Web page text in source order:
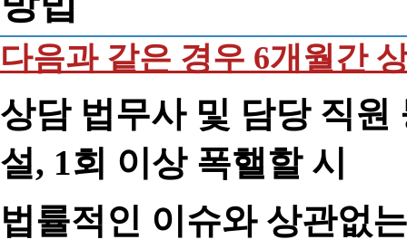
다음과 같은 경우 6개월간
상담 법무사 및 담당 직원
설, 1회 이상 폭핼할 시
법률적인 이슈와 상관없